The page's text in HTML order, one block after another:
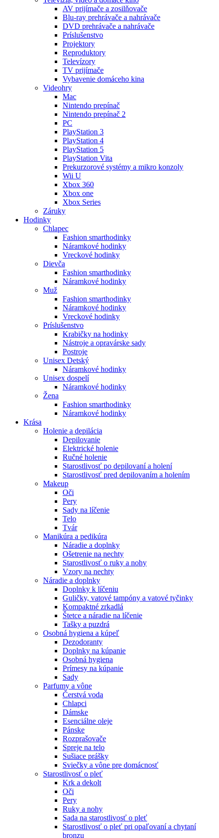
AV prijímače a zosilňovače
Blu-ray prehrávače a nahrávače
DVD prehrávače a nahrávače
Príslušenstvo
Projektory
Reproduktory
Televízory
TV prijímače
Vybavenie domáceho kina
Videohry
Mac
Nintendo prepínač
Nintendo prepínač 2
PC
PlayStation 3
PlayStation 4
PlayStation 5
PlayStation Vita
Prekurzorové systémy a mikro konzoly
Wii U
Xbox 360
Xbox one
Xbox Series
Záruky
Hodinky
Chlapec
Fashion smarthodinky
Náramkové hodinky
Vreckové hodinky
Dievča
Fashion smarthodinky
Náramkové hodinky
Muž
Fashion smarthodinky
Náramkové hodinky
Vreckové hodinky
Príslušenstvo
Krabičky na hodinky
Nástroje a opravárske sady
Postroje
Unisex Detský
Náramkové hodinky
Unisex dospelí
Náramkové hodinky
Žena
Fashion smarthodinky
Náramkové hodinky
Krása
Holenie a depilácia
Depilovanie
Elektrické holenie
Ručné holenie
Starostlivosť po depilovaní a holení
Starostlivosť pred depilovaním a holením
Makeup
Oči
Pery
Sady na líčenie
Telo
Tvár
Manikúra a pedikúra
Náradie a doplnky
Ošetrenie na nechty
Starostlivosť o ruky a nohy
Vzory na nechty
Náradie a doplnky
Doplnky k líčeniu
Guličky, vatové tampóny a vatové tyčinky
Kompaktné zrkadlá
Štetce a náradie na líčenie
Tašky a puzdrá
Osobná hygiena a kúpeľ
Dezodoranty
Doplnky na kúpanie
Osobná hygiena
Prímesy na kúpanie
Sady
Parfumy a vône
Čerstvá voda
Chlapci
Dámske
Esenciálne oleje
Pánske
Rozprašovače
Spreje na telo
Sušiace prášky
Sviečky a vône pre domácnosť
Starostlivosť o pleť
Krk a dekolt
Oči
Pery
Ruky a nohy
Sada na starostlivosť o pleť
Starostlivosť o pleť pri opaľovaní a chytaní
bronzu